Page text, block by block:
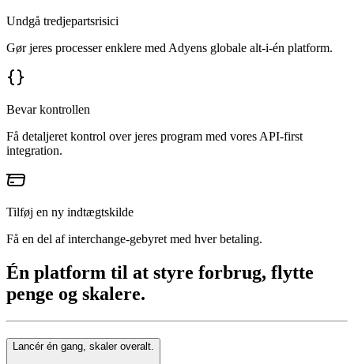
Undgå tredjepartsrisici
Gør jeres processer enklere med Adyens globale alt-i-én platform.
Bevar kontrollen
Få detaljeret kontrol over jeres program med vores API-first
integration.
Tilføj en ny indtægtskilde
Få en del af interchange-gebyret med hver betaling.
Én platform til at styre forbrug, flytte
penge og skalere.
Lancér én gang, skaler overalt.